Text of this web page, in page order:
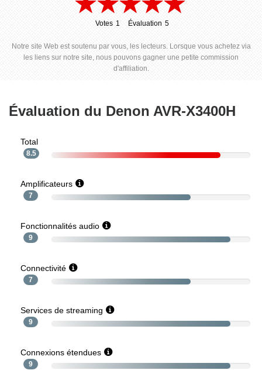
Votes 1
Évaluation 5
Notre site Web est soutenu par vous, les lecteurs. Lorsque vous achetez via
les liens sur notre site, nous pouvons gagner une petite commission
d'affiliation.
Évaluation du Denon AVR-X3400H
Total
8.5
Amplificateurs
7
Fonctionnalités audio
9
Connectivité
7
Services de streaming
9
Connexions étendues
9